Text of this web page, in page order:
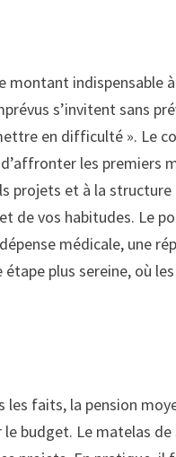
indispensable
s’invitent sans
en difficulté ». Le
les premiers
et à la structure
vos habitudes. Le
médicale, une
plus sereine, où
les faits, la pension
le budget. Le matelas